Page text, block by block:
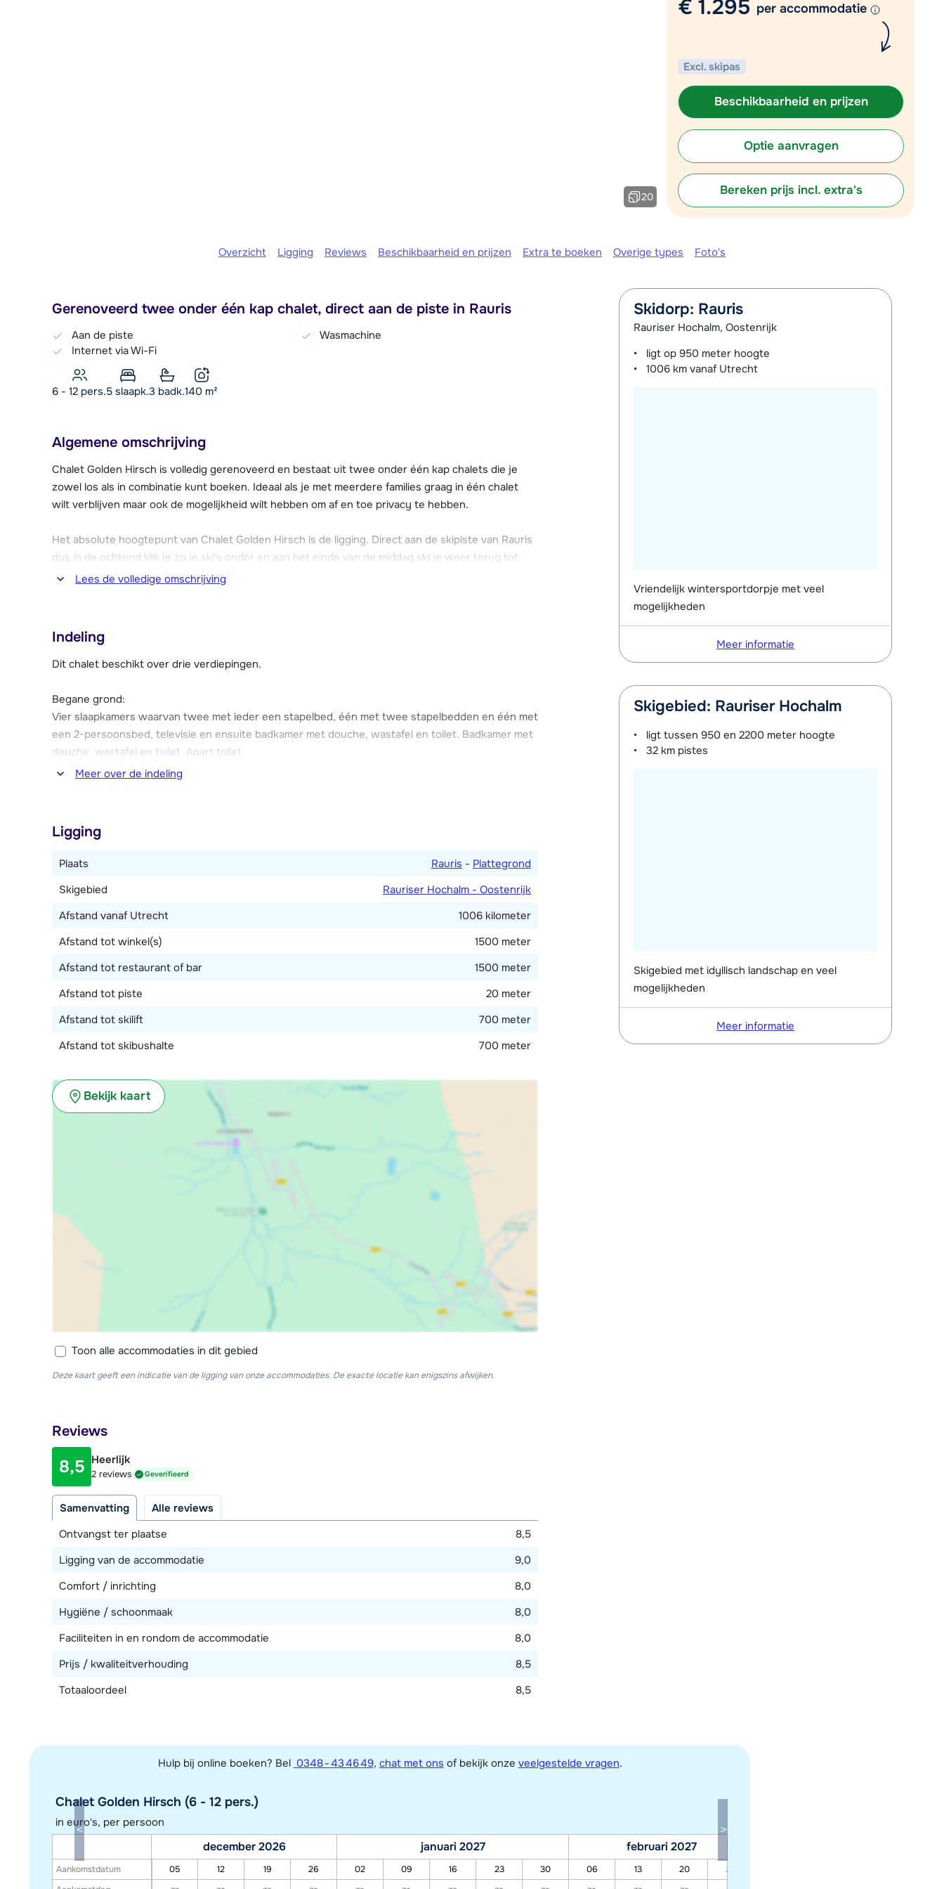
Mail naar info@chalet.nl
20
€ 1.295 per accommodatie
Excl. skipas
Beschikbaarheid en prijzen
Optie aanvragen
Bereken prijs incl. extra's
Overzicht Ligging Reviews Beschikbaarheid en prijzen Extra te boeken Overige types Foto's
Gerenoveerd twee onder één kap chalet, direct aan de piste in Rauris
Aan de piste
Internet via Wi-Fi
Wasmachine
6 - 12 pers.5 slaapk.3 badk.140 m²
Algemene omschrijving
Chalet Golden Hirsch is volledig gerenoveerd en bestaat uit twee onder één kap chalets die je
zowel los als in combinatie kunt boeken. Ideaal als je met meerdere families graag in één chalet
wilt verblijven maar ook de mogelijkheid wilt hebben om af en toe privacy te hebben.
Het absolute hoogtepunt van Chalet Golden Hirsch is de ligging. Direct aan de skipiste van Rauris
dus in de ochtend klik je zo je ski's onder en aan het einde van de middag ski je weer terug tot
aan het chalet. Het dalstation van de Kreuzbodenbahn ligt op 700 meter van Chalet Golden
Het centrum van Rauris ligt op ca. 1.5 kilometer afstand van Chalet Golden Hirsch. Hier vind je
diverse winkels, supermarkt en restaurants.
Chalet Golden Hirsch beschikt over drie parkeerplaatsen waarvan twee in een garage.
Jongerengroepen zijn in deze accommodatie niet toegestaan.
Lees de volledige omschrijving
Indeling
Dit chalet beschikt over drie verdiepingen.
Begane grond:
Vier slaapkamers waarvan twee met ieder een stapelbed, één met twee stapelbedden en één met
een 2-persoonsbed, televisie en ensuite badkamer met douche, wastafel en toilet. Badkamer met
douche, wastafel en toilet. Apart toilet.
waterkoker.
Slaapkamer met 2-persoonsbed, televisie en ensuite badkamer met douche, wastafel en toilet.
Souterrain:
Verder is er een terras, skiberging (gedeeld met andere gasten) en beschik je over twee
Meer over de indeling
Ligging
Plaats Rauris - Plattegrond
Skigebied
Rauriser Hochalm - Oostenrijk
Afstand vanaf Utrecht
1006 kilometer
Afstand tot winkel(s)
1500 meter
Afstand tot restaurant of bar
1500 meter
Afstand tot piste
20 meter
Afstand tot skilift
700 meter
Afstand tot skibushalte
700 meter
Bekijk kaart
Toon alle accommodaties in dit gebied
Deze kaart geeft een indicatie van de ligging van onze accommodaties. De exacte locatie kan enigszins afwijken.
Reviews
8,5 Heerlijk
2 reviews Geverifieerd
Samenvatting
Alle reviews
Ontvangst ter plaatse
8,5
Ligging van de accommodatie
9,0
Comfort / inrichting
8,0
Hygiëne / schoonmaak
8,0
Faciliteiten in en rondom de accommodatie
8,0
Prijs / kwaliteitverhouding
8,5
Totaaloordeel
8,5
Hulp bij online boeken? Bel 0348 - 43 46 49, chat met ons of bekijk onze veelgestelde vragen.
Chalet Golden Hirsch (6 - 12 pers.)
in euro's, per persoon
Aankomstdatum
december 2026 januari 2027 februari 2027
05 12 19 26 02 09 16 23 30 06 13 20 27
Skidorp: Rauris
Rauriser Hochalm, Oostenrijk
ligt op950 meter hoogte
1006 km vanaf Utrecht
Vriendelijk wintersportdorpje met veel
mogelijkheden
Meer informatie
Skigebied: Rauriser Hochalm
ligt tussen950 en 2200 meter hoogte
32 km pistes
Skigebied met idyllisch landschap en veel
mogelijkheden
Meer informatie